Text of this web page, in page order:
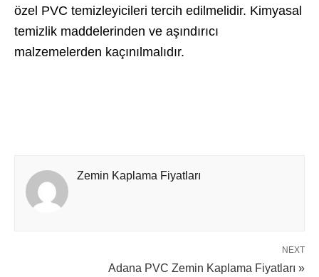
özel PVC temizleyicileri tercih edilmelidir. Kimyasal
temizlik maddelerinden ve aşındırıcı
malzemelerden kaçınılmalıdır.
Zemin Kaplama Fiyatları
NEXT
Adana PVC Zemin Kaplama Fiyatları »